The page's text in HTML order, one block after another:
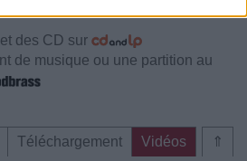
des CD sur
de musique ou une partition au
⇑
Téléchargement
Vidéos